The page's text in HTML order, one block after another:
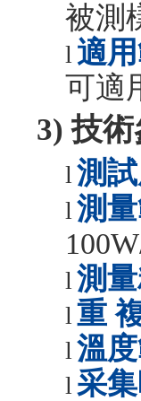
被測
l 適
可適
3) 技
l 測
l 測
l 測
l 重
l 溫
l 采